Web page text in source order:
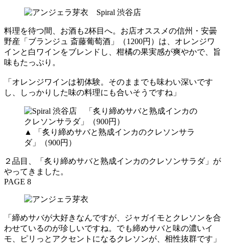
料理を待つ間、お酒も2杯目へ。お店オススメの信州・安曇
野産「ブランジュ 斎藤葡萄酒」（1200円）は、オレンジワ
インと白ワインをブレンドし、柑橘の果実感が爽やかで、旨
味もたっぷり。
「オレンジワインは初体験。そのままでも味わい深いです
し、しっかりした味の料理にも合いそうですね」
▲ 「炙り締めサバと熟成インカのクレソンサラ
ダ」（900円）
２品目、「炙り締めサバと熟成インカのクレソンサラダ」が
やってきました。
PAGE 8
「締めサバが大好きなんですが、ジャガイモとクレソンを合
わせているのが珍しいですね。でも締めサバと味の濃いイ
モ、ピリっとアクセントになるクレソンが、相性抜群です」